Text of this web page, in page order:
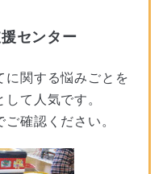
センター
に関する悩みごとを
て人気です。
確認ください。